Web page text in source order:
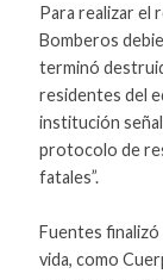
Para realizar el
Bomberos
terminó
residentes del
institución
protocolo de
fatales”.
Fuentes finalizó
vida, como